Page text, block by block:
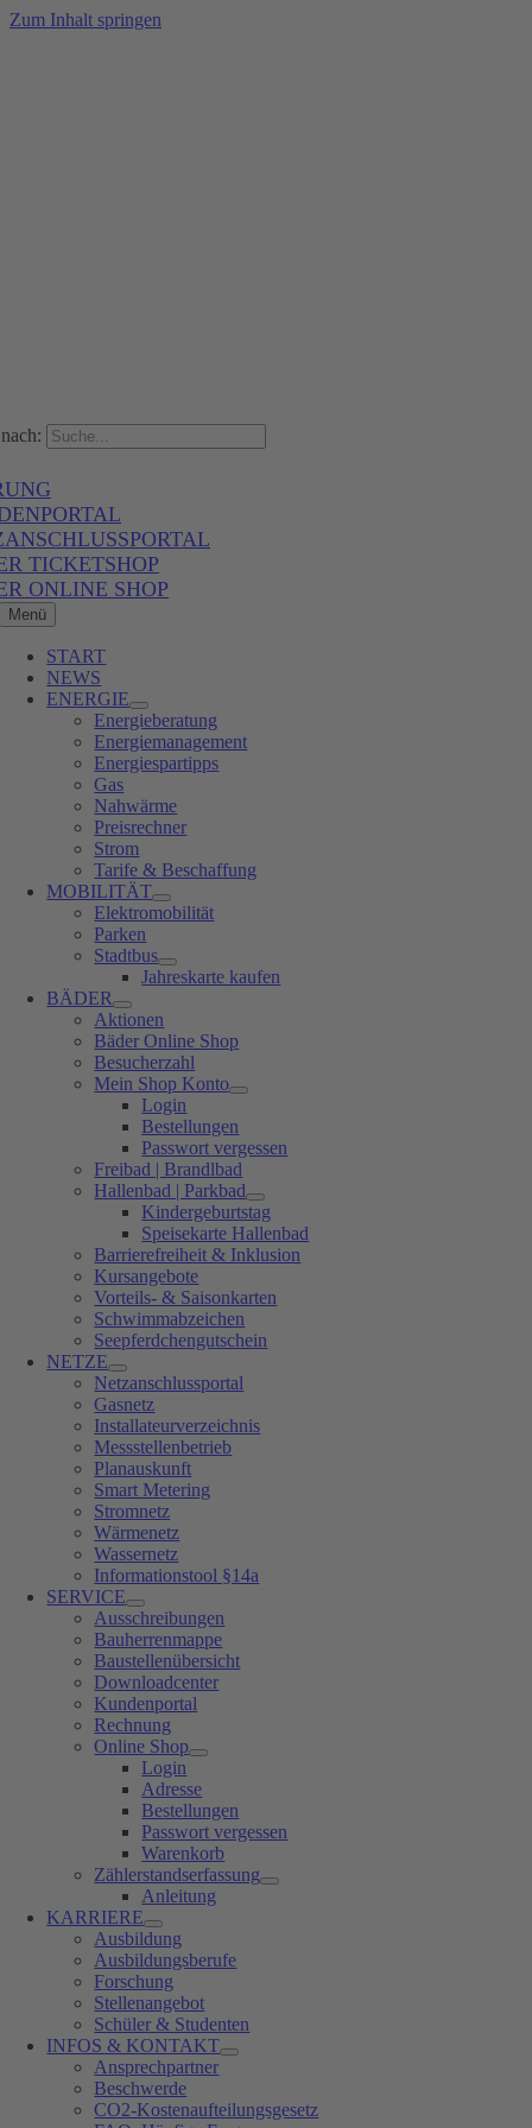
Zum Inhalt springen
TICKETSHOP
ONLINE SHOP
Menü
START
NEWS
ENERGIE
Energieberatung
Energiemanagement
Energiespartipps
Gas
Nahwärme
Preisrechner
Strom
Tarife & Beschaffung
MOBILITÄT
Elektromobilität
Parken
Stadtbus
Jahreskarte kaufen
BÄDER
Aktionen
Bäder Online Shop
Besucherzahl
Mein Shop Konto
Login
Bestellungen
Passwort vergessen
Freibad | Brandlbad
Hallenbad | Parkbad
Kindergeburtstag
Speisekarte Hallenbad
Barrierefreiheit & Inklusion
Kursangebote
Vorteils- & Saisonkarten
Schwimmabzeichen
Seepferdchengutschein
NETZE
Netzanschlussportal
Gasnetz
Installateurverzeichnis
Messstellenbetrieb
Planauskunft
Smart Metering
Stromnetz
Wärmenetz
Wassernetz
Informationstool §14a
SERVICE
Ausschreibungen
Bauherrenmappe
Baustellenübersicht
Downloadcenter
Kundenportal
Rechnung
Online Shop
Login
Adresse
Bestellungen
Passwort vergessen
Warenkorb
Zählerstandserfassung
Anleitung
KARRIERE
Ausbildung
Ausbildungsberufe
Forschung
Stellenangebot
Schüler & Studenten
INFOS & KONTAKT
Ansprechpartner
Beschwerde
CO2-Kostenaufteilungsgesetz